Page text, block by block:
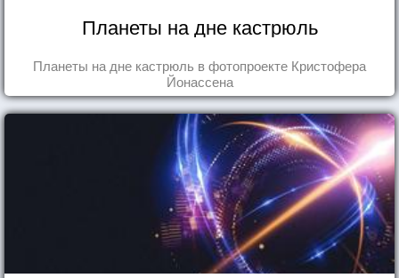
Планеты на дне кастрюль
Планеты на дне кастрюль в фотопроекте Кристофера
Йонассена